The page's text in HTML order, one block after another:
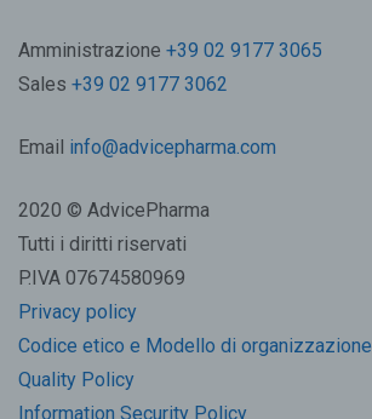
Amministrazione +39 02 9177 3065
Sales +39 02 9177 3062
Email info@advicepharma.com
2020 © AdvicePharma
Tutti i diritti riservati
P.IVA 07674580969
Privacy policy
Codice etico e Modello di organizzazione
Quality Policy
Information Security Policy